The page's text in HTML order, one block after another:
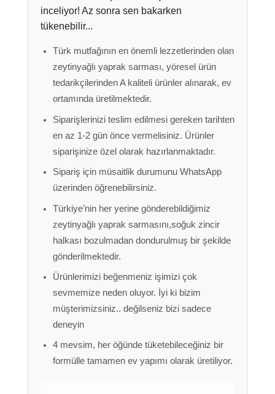
inceliyor! Az sonra sen bakarken
tükenebilir...
Türk mutfağının en önemli lezzetlerinden olan
zeytinyağlı yaprak sarması, yöresel ürün
tedarikçilerinden A kaliteli ürünler alınarak, ev
ortamında üretilmektedir.
Siparişlerinizi teslim edilmesi gereken tarihten
en az 1-2 gün önce vermelisiniz. Ürünler
siparişinize özel olarak hazırlanmaktadır.
Sipariş için müsaitlik durumunu WhatsApp
üzerinden öğrenebilirsiniz.
Türkiye’nin her yerine gönderebildiğimiz
zeytinyağlı yaprak sarmasını,soğuk zincir
halkası bozulmadan dondurulmuş bir şekilde
gönderilmektedir.
Ürünlerimizi beğenmeniz işimizi çok
sevmemize neden oluyor. İyi ki bizim
müşterimizsiniz.. değilseniz bizi sadece
deneyin
4 mevsim, her öğünde tüketebileceğiniz bir
formülle tamamen ev yapımı olarak üretiliyor.